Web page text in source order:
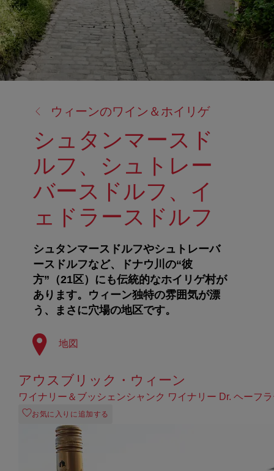
ウィーンのワイン＆ホイリゲ
シュタンマースド
ルフ、シュトレー
バースドルフ、イ
ェドラースドルフ
シュタンマースドルフやシュトレーバ
ースドルフなど、ドナウ川の“彼
方”（21区）にも伝統的なホイリゲ村が
あります。ウィーン独特の雰囲気が漂
う、まさに穴場の地区です。
地図
アウスブリック・ウィーン
ワイナリー＆ブッシェンシャンク ワイナリー Dr. ヘーフ
お気に入りに追加する